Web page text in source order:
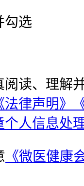
勾选
阅读、理解
法律声明》
个人信息处
《微医健康